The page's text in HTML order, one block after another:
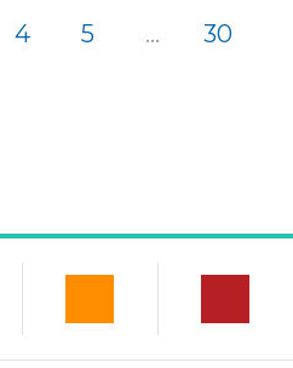
4 5 ... 30